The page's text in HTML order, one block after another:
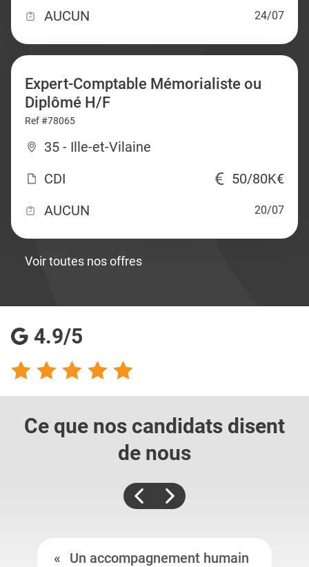
AUCUN
24/07
Expert-Comptable Mémorialiste ou
Diplômé H/F
Ref #78065
35 - Ille-et-Vilaine
CDI
50/80K€
AUCUN
20/07
Voir toutes nos offres
4.9/5
Ce que nos candidats disent
de nous
Un accompagnement humain